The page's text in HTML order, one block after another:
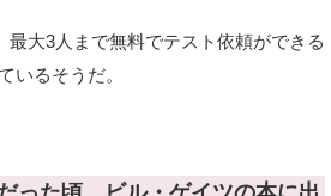
最大3人まで無料でテスト依頼ができる
いるそうだ。